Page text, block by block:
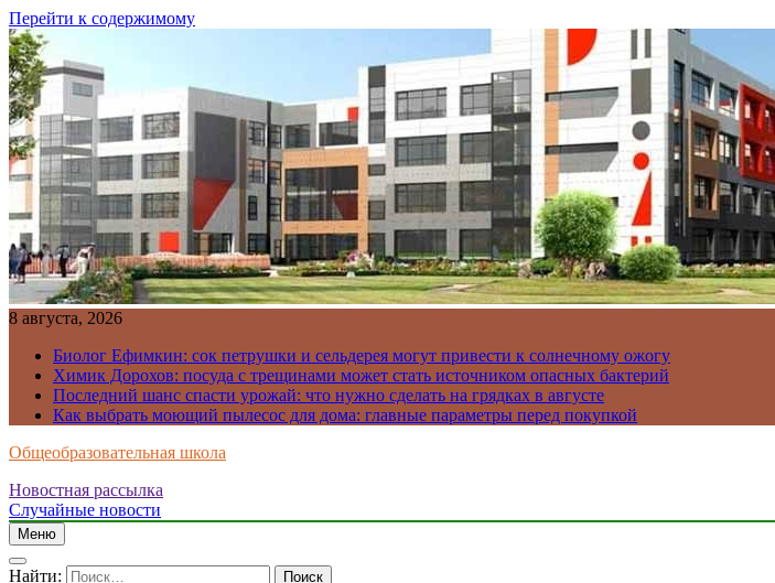
Перейти к содержимому
8 августа, 2026
Биолог Ефимкин: сок петрушки и сельдерея могут привести к солнечному ожогу
Химик Дорохов: посуда с трещинами может стать источником опасных бактерий
Последний шанс спасти урожай: что нужно сделать на грядках в августе
Как выбрать моющий пылесос для дома: главные параметры перед покупкой
Общеобразовательная школа
Новостная рассылка
Случайные новости
Меню
Найти: